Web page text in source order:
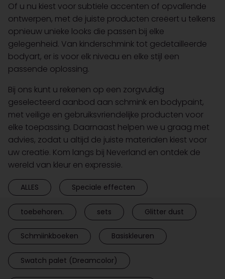
Of u nu kiest voor subtiele accenten of opvallende
ontwerpen, met de juiste producten creëert u telkens
opnieuw unieke looks die passen bij elke
gelegenheid. Van kinderschmink tot gedetailleerde
bodyart, er is voor elk niveau en elke stijl een
passende oplossing.
Bij ons kunt u rekenen op een zorgvuldig
geselecteerd aanbod aan schmink en bodypaint,
met veilige en gebruiksvriendelijke producten voor
elke toepassing. Daarnaast helpen we u graag met
advies, zodat u altijd de juiste materialen kiest voor
uw creatie. Kom langs bij Neverland en ontdek de
wereld van kleur en expressie.
ALLES Speciale effecten
toebehoren. sets Glitter dust
Schmiinkboeken Basiskleuren
Swatch palet (Dreamcolor)